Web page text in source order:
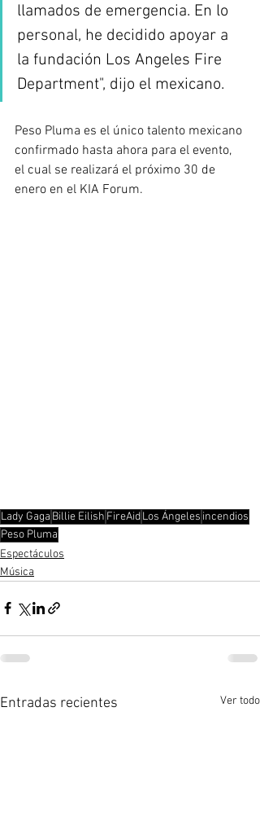
llamados de emergencia. En lo
personal, he decidido apoyar a
la fundación Los Angeles Fire
Department", dijo el mexicano.
Peso Pluma es el único talento mexicano
confirmado hasta ahora para el evento,
el cual se realizará el próximo 30 de
enero en el KIA Forum.
Lady Gaga Billie Eilish FireAidLos Ángeles incendios
Peso Pluma
Espectáculos
Música
Entradas recientes Ver todo